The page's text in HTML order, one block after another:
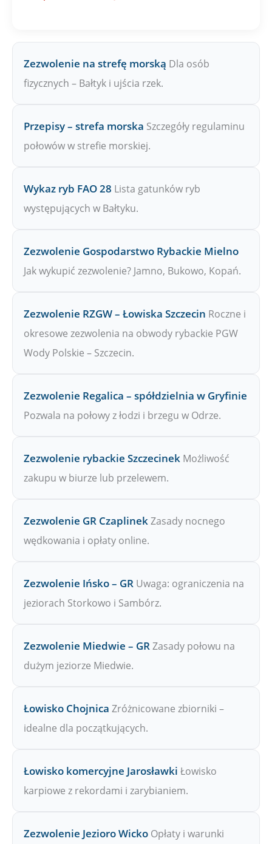
Zezwolenie na strefę morską Dla osób
fizycznych – Bałtyk i ujścia rzek.
Przepisy – strefa morska Szczegóły regulaminu
połowów w strefie morskiej.
Wykaz ryb FAO 28 Lista gatunków ryb
występujących w Bałtyku.
Zezwolenie Gospodarstwo Rybackie Mielno
Jak wykupić zezwolenie? Jamno, Bukowo, Kopań.
Zezwolenie RZGW – Łowiska Szczecin Roczne i
okresowe zezwolenia na obwody rybackie PGW
Wody Polskie – Szczecin.
Zezwolenie Regalica – spółdzielnia w Gryfinie
Pozwala na połowy z łodzi i brzegu w Odrze.
Zezwolenie rybackie Szczecinek Możliwość
zakupu w biurze lub przelewem.
Zezwolenie GR CzaplinekZasady nocnego
wędkowania i opłaty online.
Zezwolenie Ińsko – GR Uwaga: ograniczenia na
jeziorach Storkowo i Sambórz.
Zezwolenie Miedwie – GRZasady połowu na
dużym jeziorze Miedwie.
Łowisko Chojnica Zróżnicowane zbiorniki –
idealne dla początkujących.
Łowisko komercyjne Jarosławki Łowisko
karpiowe z rekordami i zarybianiem.
Zezwolenie Jezioro Wicko Opłaty i warunki